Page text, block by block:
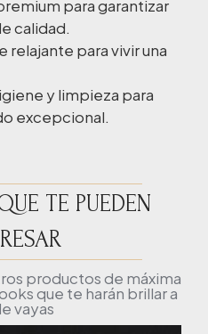
para garantizar
calidad.
relajante para vivir una
y limpieza para
excepcional.
TE PUEDEN
productos de máxima
que te harán brillar a
vayas